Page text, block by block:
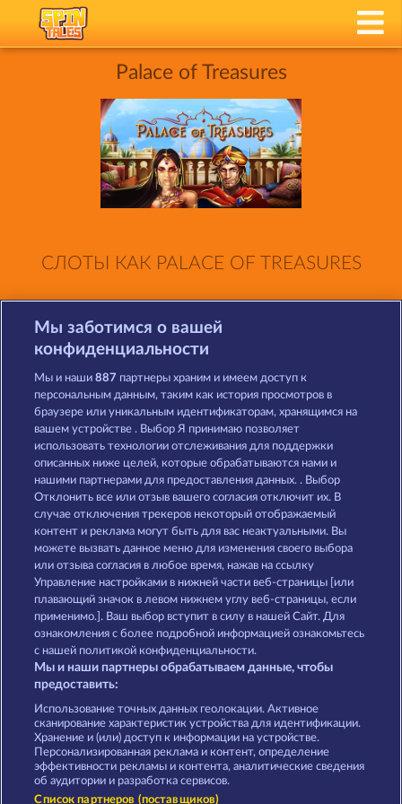
Palace of Treasures
СЛОТЫ КАК PALACE OF TREASURES
Gates of Persia 40 Thieves
Magic Book 6 Horsemen
Правила КОНФИДЕНЦИАЛЬНОСТЬ
О компании Компания
Партнерская программа
Отправить Запрос об Отказе
Мы заботимся о вашей
конфиденциальности
Мы и наши887 партнеры храним и имеем доступ к
персональным данным, таким как история просмотров в
браузере или уникальным идентификаторам, хранящимся на
вашем устройстве . Выбор Я принимаю позволяет
использовать технологии отслеживания для поддержки
описанных ниже целей, которые обрабатываются нами и
нашими партнерами для предоставления данных. . Выбор
Отклонить все или отзыв вашего согласия отключит их. В
случае отключения трекеров некоторый отображаемый
контент и реклама могут быть для вас неактуальными. Вы
можете вызвать данное меню для изменения своего выбора
или отзыва согласия в любое время, нажав на ссылку
Управление настройками в нижней части веб-страницы [или
плавающий значок в левом нижнем углу веб-страницы, если
применимо.]. Ваш выбор вступит в силу в нашей Сайт. Для
ознакомления с более подробной информацией ознакомьтесь
с нашей политикой конфиденциальности.
Мы и наши партнеры обрабатываем данные, чтобы
предоставить:
Использование точных данных геолокации. Активное
сканирование характеристик устройства для идентификации.
Хранение и (или) доступ к информации на устройстве.
Персонализированная реклама и контент, определение
эффективности рекламы и контента, аналитические сведения
об аудитории и разработка сервисов.
Список партнеров (поставщиков)